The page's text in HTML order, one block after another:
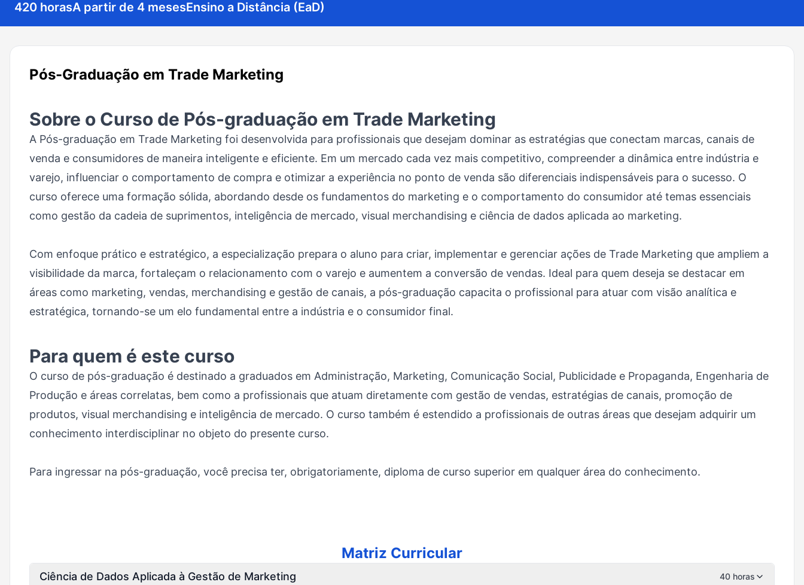
420 horasA partir de 4 mesesEnsino a Distância (EaD)
Pós-Graduação em Trade Marketing
Sobre o Curso de Pós-graduação em Trade Marketing
A Pós-graduação em Trade Marketing foi desenvolvida para profissionais que desejam dominar as estratégias que conectam marcas, canais de
venda e consumidores de maneira inteligente e eficiente. Em um mercado cada vez mais competitivo, compreender a dinâmica entre indústria e
varejo, influenciar o comportamento de compra e otimizar a experiência no ponto de venda são diferenciais indispensáveis para o sucesso. O
curso oferece uma formação sólida, abordando desde os fundamentos do marketing e o comportamento do consumidor até temas essenciais
como gestão da cadeia de suprimentos, inteligência de mercado, visual merchandising e ciência de dados aplicada ao marketing.
Com enfoque prático e estratégico, a especialização prepara o aluno para criar, implementar e gerenciar ações de Trade Marketing que ampliem a
visibilidade da marca, fortaleçam o relacionamento com o varejo e aumentem a conversão de vendas. Ideal para quem deseja se destacar em
áreas como marketing, vendas, merchandising e gestão de canais, a pós-graduação capacita o profissional para atuar com visão analítica e
estratégica, tornando-se um elo fundamental entre a indústria e o consumidor final.
Para quem é este curso
O curso de pós-graduação é destinado a graduados em Administração, Marketing, Comunicação Social, Publicidade e Propaganda, Engenharia de
Produção e áreas correlatas, bem como a profissionais que atuam diretamente com gestão de vendas, estratégias de canais, promoção de
produtos, visual merchandising e inteligência de mercado. O curso também é estendido a profissionais de outras áreas que desejam adquirir um
conhecimento interdisciplinar no objeto do presente curso.
Para ingressar na pós-graduação, você precisa ter, obrigatoriamente, diploma de curso superior em qualquer área do conhecimento.
Matriz Curricular
Ciência de Dados Aplicada à Gestão de Marketing 40 horas